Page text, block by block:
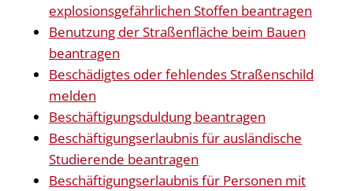
explosionsgefährlichen Stoffen beantragen
Benutzung der Straßenfläche beim Bauen
beantragen
Beschädigtes oder fehlendes Straßenschild
melden
Beschäftigungsduldung beantragen
Beschäftigungserlaubnis für ausländische
Studierende beantragen
Beschäftigungserlaubnis für Personen mit